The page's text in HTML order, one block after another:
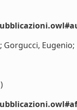
Eugenio;